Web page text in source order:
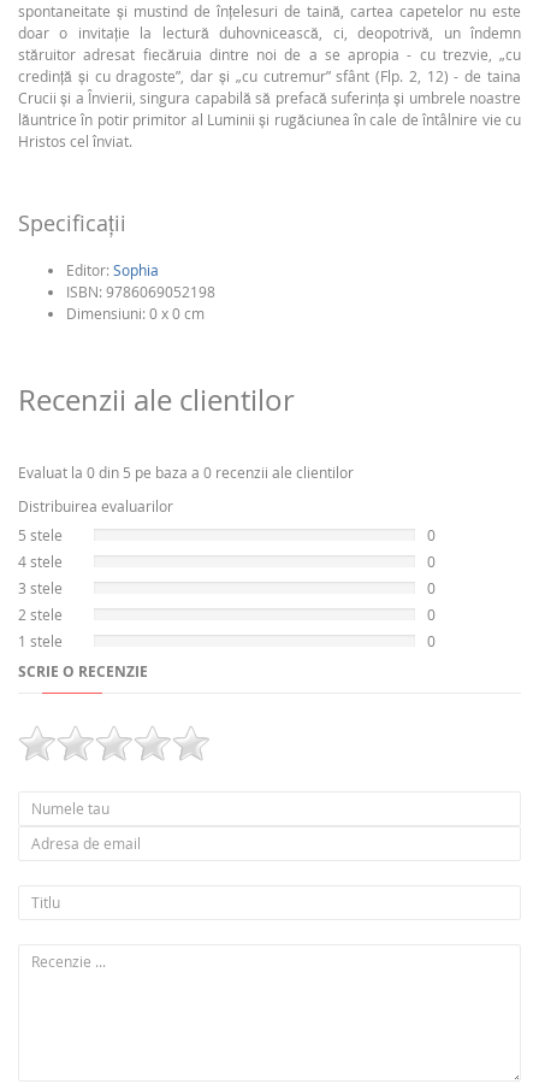
spontaneitate și mustind de înțelesuri de taină, cartea capetelor nu este
doar o invitație la lectură duhovnicească, ci, deopotrivă, un îndemn
stăruitor adresat fiecăruia dintre noi de a se apropia - cu trezvie, „cu
credință și cu dragoste”, dar și „cu cutremur” sfânt (Flp. 2, 12) - de taina
Crucii și a Învierii, singura capabilă să prefacă suferința și umbrele noastre
lăuntrice în potir primitor al Luminii și rugăciunea în cale de întâlnire vie cu
Hristos cel înviat.
Specificaţii
Editor: Sophia
ISBN: 9786069052198
Dimensiuni: 0 x 0 cm
Recenzii ale clientilor
Evaluat la 0 din 5 pe baza a 0 recenzii ale clientilor
Distribuirea evaluarilor
5 stele
0
4 stele
0
3 stele
0
2 stele
0
1 stele
0
SCRIE O RECENZIE